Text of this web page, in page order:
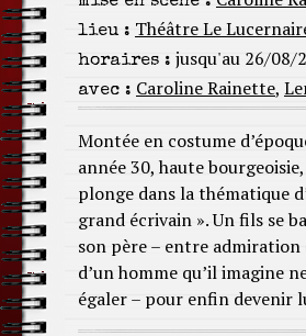
lieu : Théâtre Le
horaires : jusqu'au 26/08/
avec : Caroline Rainette,
Montée en costume
année 30, haute
plonge dans la thématique
grand écrivain ». Un fils se
son père – entre admiration
d’un homme qu’il imagine
égaler – pour enfin devenir